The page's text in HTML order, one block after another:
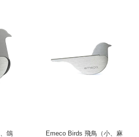
鴿 Emeco Birds 飛鳥（小、麻